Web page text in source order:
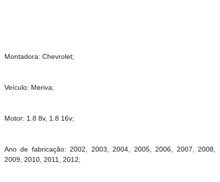
Montadora: Chevrolet;
Veículo: Meriva;
Motor: 1.8 8v, 1.8 16v;
Ano de fabricação: 2002, 2003, 2004, 2005, 2006, 2007, 2008,
2009, 2010, 2011, 2012;